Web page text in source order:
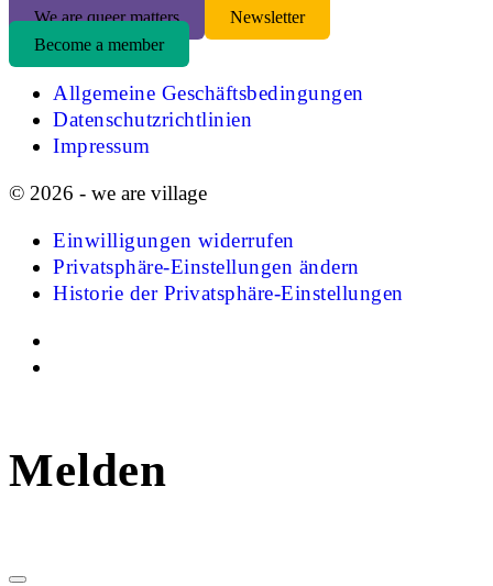
We are queer matters
Newsletter
Become a member
Allgemeine Geschäftsbedingungen
Datenschutzrichtlinien
Impressum
© 2026 - we are village
Einwilligungen widerrufen
Privatsphäre-Einstellungen ändern
Historie der Privatsphäre-Einstellungen
Melden